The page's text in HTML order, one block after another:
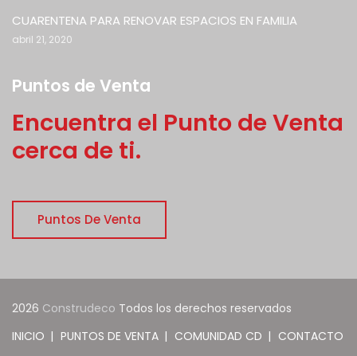
CUARENTENA PARA RENOVAR ESPACIOS EN FAMILIA
abril 21, 2020
Puntos de Venta
Encuentra el Punto de Venta
cerca de ti.
Puntos De Venta
2026 Construdeco Todos los derechos reservados
INICIO
PUNTOS DE VENTA COMUNIDAD CD CONTACTO